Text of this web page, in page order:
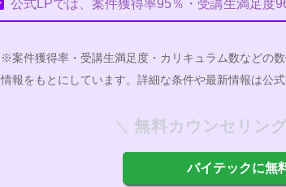
公式LPでは、案件獲得率95％・受講生満足度
※案件獲得率・受講生満足度・カリキュラム数などの
情報をもとにしています。詳細な条件や最新情報は公式
無料カウンセリン
バイテックに無